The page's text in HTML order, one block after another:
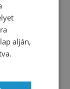
alján,